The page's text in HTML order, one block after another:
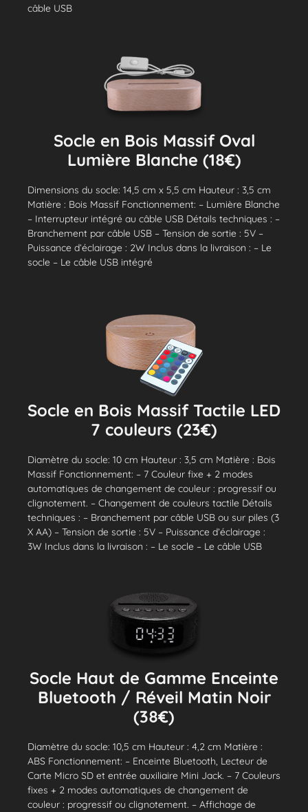
câble USB
Socle en Bois Massif Oval
Lumière Blanche (18€)
Dimensions du socle: 14,5 cm x 5,5 cm Hauteur : 3,5 cm
Matière : Bois Massif Fonctionnement: – Lumière Blanche
– Interrupteur intégré au câble USB Détails techniques : –
Branchement par câble USB – Tension de sortie : 5V –
Puissance d’éclairage : 2W Inclus dans la livraison : – Le
socle – Le câble USB intégré
Socle en Bois Massif Tactile LED
7 couleurs (23€)
Diamètre du socle: 10 cm Hauteur : 3,5 cm Matière : Bois
Massif Fonctionnement: – 7 Couleur fixe + 2 modes
automatiques de changement de couleur : progressif ou
clignotement. – Changement de couleurs tactile Détails
techniques : – Branchement par câble USB ou sur piles (3
X AA) – Tension de sortie : 5V – Puissance d’éclairage :
3W Inclus dans la livraison : – Le socle – Le câble USB
Socle Haut de Gamme Enceinte
Bluetooth / Réveil Matin Noir
(38€)
Diamètre du socle: 10,5 cm Hauteur : 4,2 cm Matière :
ABS Fonctionnement: – Enceinte Bluetooth, Lecteur de
Carte Micro SD et entrée auxiliaire Mini Jack. – 7 Couleurs
fixes + 2 modes automatiques de changement de
couleur : progressif ou clignotement. – Affichage de